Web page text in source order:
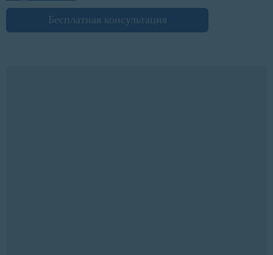
Бесплатная консультация